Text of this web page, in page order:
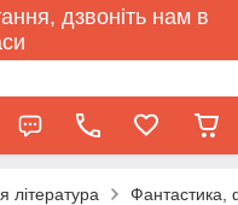
дзвоніть нам в
література Фантастика,